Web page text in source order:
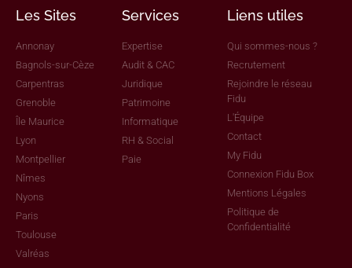
Les Sites
Annonay
Bagnols-sur-Cèze
Carpentras
Grenoble
Île Maurice
Lyon
Montpellier
Nîmes
Nyons
Paris
Toulouse
Valréas
Services
Expertise
Audit & CAC
Juridique
Patrimoine
Informatique
RH & Social
Paie
Liens utiles
Qui sommes-nous ?
Recrutement
Rejoindre le réseau
Fidu
L'Équipe
Contact
My Fidu
Connexion Fidu Box
Mentions Légales
Politique de
Confidentialité